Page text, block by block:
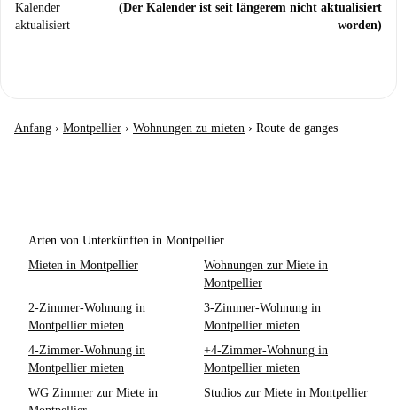
Kalender
aktualisiert
(Der Kalender ist seit längerem nicht aktualisiert
worden)
Anfang › Montpellier › Wohnungen zu mieten › Route de ganges
Arten von Unterkünften in Montpellier
Mieten in Montpellier
Wohnungen zur Miete in
Montpellier
2-Zimmer-Wohnung in
Montpellier mieten
3-Zimmer-Wohnung in
Montpellier mieten
4-Zimmer-Wohnung in
Montpellier mieten
+4-Zimmer-Wohnung in
Montpellier mieten
WG Zimmer zur Miete in
Studios zur Miete in Montpellier